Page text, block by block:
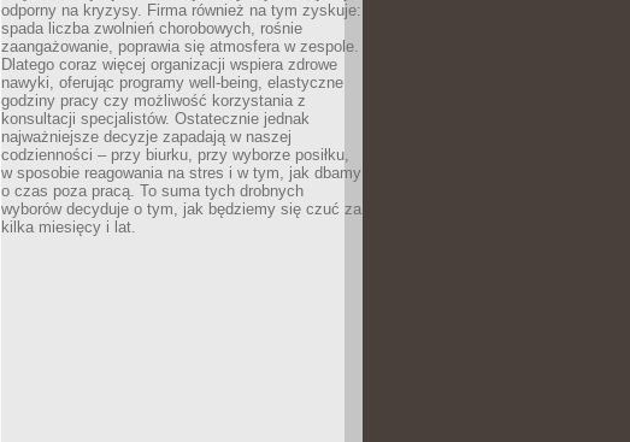
odporny na kryzysy. Firma również na tym zyskuje:
spada liczba zwolnień chorobowych, rośnie
zaangażowanie, poprawia się atmosfera w zespole.
Dlatego coraz więcej organizacji wspiera zdrowe
nawyki, oferując programy well-being, elastyczne
godziny pracy czy możliwość korzystania z
konsultacji specjalistów. Ostatecznie jednak
najważniejsze decyzje zapadają w naszej
codzienności – przy biurku, przy wyborze posiłku,
w sposobie reagowania na stres i w tym, jak dbamy
o czas poza pracą. To suma tych drobnych
wyborów decyduje o tym, jak będziemy się czuć za
kilka miesięcy i lat.